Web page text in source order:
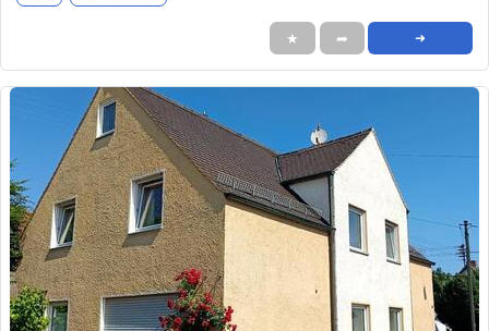
★ ➦ ➜